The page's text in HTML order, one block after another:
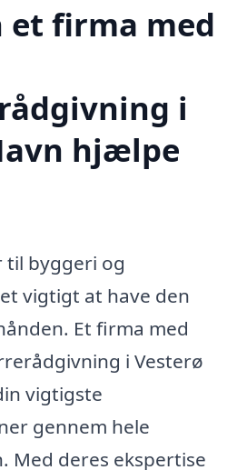
et firma med
i
hjælpe
til byggeri og
vigtigt at have den
Et firma med
i Vesterø
vigtigste
gennem hele
Med deres ekspertise